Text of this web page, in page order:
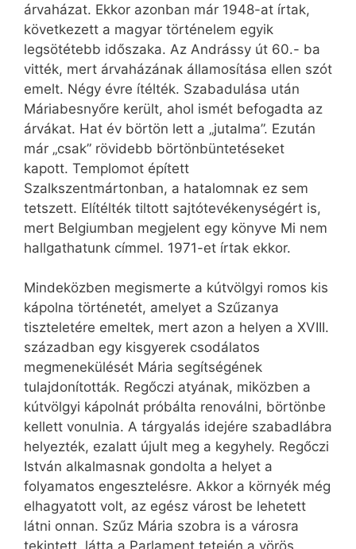
árvaházat. Ekkor azonban már 1948-at írtak,
következett a magyar történelem egyik
legsötétebb időszaka. Az Andrássy út 60.- ba
vitték, mert árvaházának államosítása ellen szót
emelt. Négy évre ítélték. Szabadulása után
Máriabesnyőre került, ahol ismét befogadta az
árvákat. Hat év börtön lett a „jutalma”. Ezután
már „csak” rövidebb börtönbüntetéseket
kapott. Templomot épített
Szalkszentmártonban, a hatalomnak ez sem
tetszett. Elítélték tiltott sajtótevékenységért is,
mert Belgiumban megjelent egy könyve Mi nem
hallgathatunk címmel. 1971-et írtak ekkor.
Mindeközben megismerte a kútvölgyi romos kis
kápolna történetét, amelyet a Szűzanya
tiszteletére emeltek, mert azon a helyen a XVIII.
században egy kisgyerek csodálatos
megmenekülését Mária segítségének
tulajdonították. Regőczi atyának, miközben a
kútvölgyi kápolnát próbálta renoválni, börtönbe
kellett vonulnia. A tárgyalás idejére szabadlábra
helyezték, ezalatt újult meg a kegyhely. Regőczi
István alkalmasnak gondolta a helyet a
folyamatos engesztelésre. Akkor a környék még
elhagyatott volt, az egész várost be lehetett
látni onnan. Szűz Mária szobra is a városra